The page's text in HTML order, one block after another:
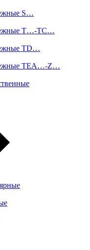
S…
T…-TC…
TD…
TEA…-Z…